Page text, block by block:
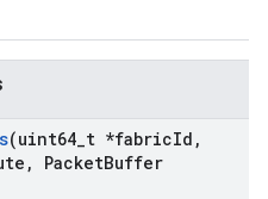
(uint64 t *fabricId ,
, PacketBuffer